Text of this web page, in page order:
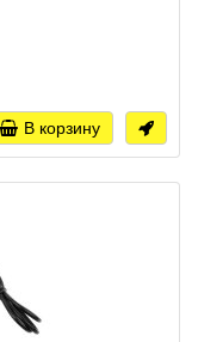
В корзину